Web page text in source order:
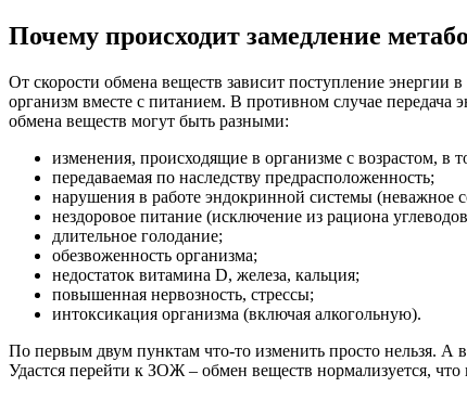
Почему происходит замедление
От скорости обмена веществ зависит поступление энергии
организм вместе с питанием. В противном случае
обмена веществ могут быть разными:
изменения, происходящие в организме с возрастом, в
передаваемая по наследству предрасположенность;
нарушения в работе эндокринной системы (неважное
нездоровое питание (исключение из рациона
длительное голодание;
обезвоженность организма;
недостаток витамина D, железа, кальция;
повышенная нервозность, стрессы;
интоксикация организма (включая алкогольную).
По первым двум пунктам что-то изменить просто нельзя. А
Удастся перейти к ЗОЖ – обмен веществ нормализуется, что